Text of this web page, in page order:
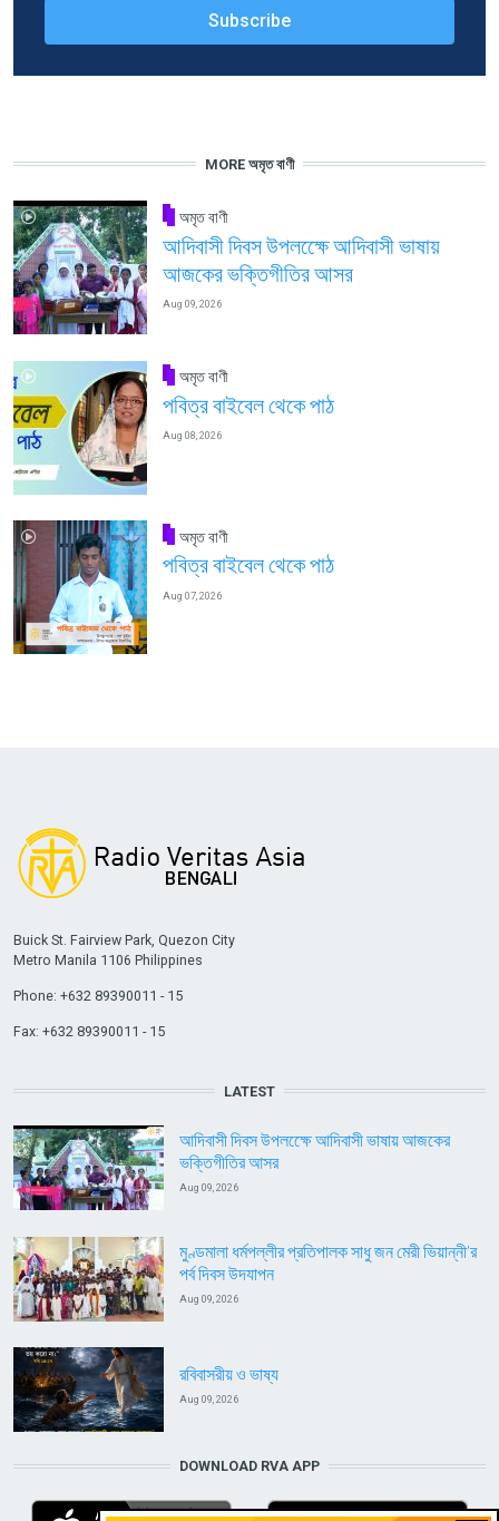
MORE অমৃত বাণী
অমৃত বাণী
আদিবাসী দিবস উপলক্ষেে আদিবাসী ভাষায়
আজকের ভক্তিগীতির আসর
Aug 09, 2026
অমৃত বাণী
পবিত্র বাইবেল থেকে পাঠ
Aug 08, 2026
অমৃত বাণী
পবিত্র বাইবেল থেকে পাঠ
Aug 07, 2026
Buick St. Fairview Park, Quezon City
Metro Manila 1106 Philippines
Phone: +632 89390011 - 15
Fax: +632 89390011 - 15
LATEST
আদিবাসী দিবস উপলক্ষেে আদিবাসী ভাষায় আজকের
ভক্তিগীতির আসর
Aug 09, 2026
মুণ্ডমালা ধর্মপল্লীর প্রতিপালক সাধু জন মেরী ভিয়ান্নী’র
পর্ব দিবস উদযাপন
Aug 09, 2026
রবিবাসরীয় ও ভাষ্য
Aug 09, 2026
DOWNLOAD RVA APP